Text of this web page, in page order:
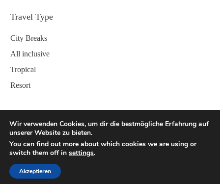
Travel Type
City Breaks
All inclusive
Tropical
Resort
Contact
jennifer@urvertrauen.de
Winderatt 4
Wir verwenden Cookies, um dir die bestmögliche Erfahrung auf
unserer Website zu bieten.
You can find out more about which cookies we are using or
switch them off in settings.
Akzeptieren